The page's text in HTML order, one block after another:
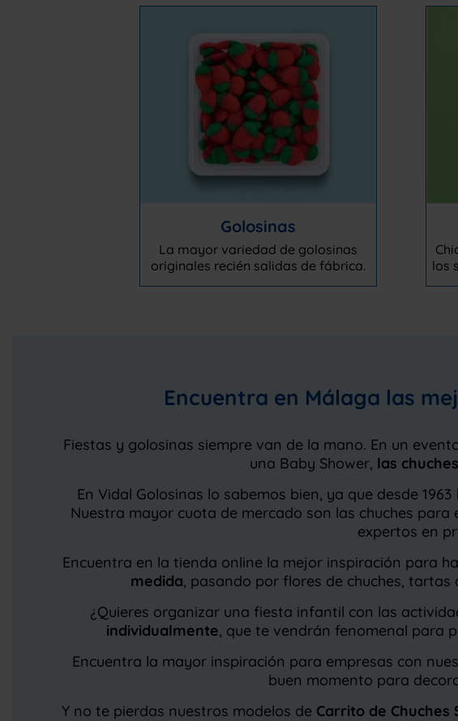
Golosinas
La mayor variedad de golosinas
originales recién salidas de fábrica.
los
Encuentra en Málaga las
Fiestas y golosinas siempre van de la mano. En un
una Baby Shower, las
En Vidal Golosinas lo sabemos bien, ya que desde
Nuestra mayor cuota de mercado son las chuches para
expertos en
Encuentra en la tienda online la mejor inspiración para
medida, pasando por flores de chuches,
¿Quieres organizar una fiesta infantil con las
individualmente, que te vendrán fenomenal para
Encuentra la mayor inspiración para empresas con
buen momento para
Y no te pierdas nuestros modelos de Carrito de